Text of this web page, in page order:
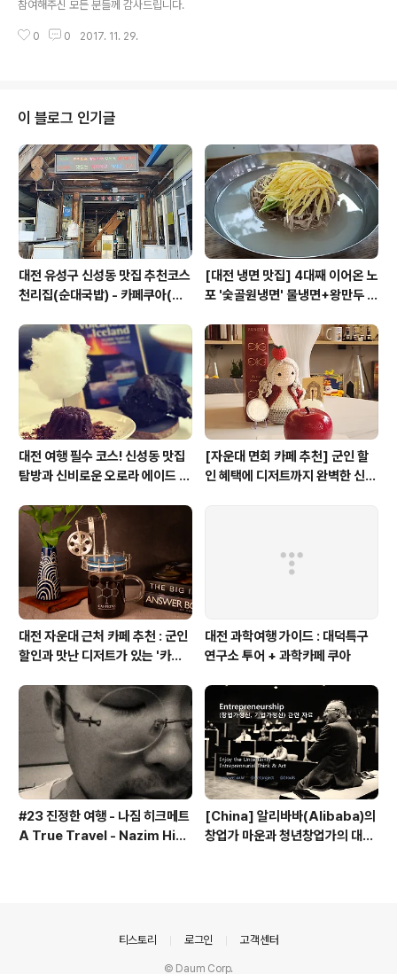
성실하게 수행하지 않는 팀은 과정참여 제한. 매우 성실하
참여해주신 모든 분들께 감사드립니다.
0 0 2017. 11. 29.
이 블로그 인기글
대전 유성구 신성동 맛집 추천코스
천리집(순대국밥) - 카페쿠아(커
[대전 냉면 맛집] 4대째 이어온 노
포 '숯골원냉면' 물냉면+왕만두 조
대전 여행 필수 코스! 신성동 맛집
탐방과 신비로운 오로라 에이드 체
[자운대 면회 카페 추천] 군인 할
인 혜택에 디저트까지 완벽한 신성
대전 자운대 근처 카페 추천 : 군인
할인과 맛난 디저트가 있는 '카페
대전 과학여행 가이드 : 대덕특구
연구소 투어 + 과학카페 쿠아
#23 진정한 여행 - 나짐 히크메트
A True Travel - Nazim Hik
[China] 알리바바(Alibaba)의
창업가 마운과 청년창업가의 대담
티스토리 로그인 고객센터
© Daum Corp.